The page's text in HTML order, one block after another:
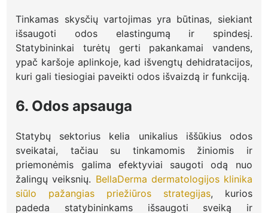
Tinkamas skysčių vartojimas yra būtinas, siekiant
išsaugoti odos elastingumą ir spindesį.
Statybininkai turėtų gerti pakankamai vandens,
ypač karšoje aplinkoje, kad išvengtų dehidratacijos,
kuri gali tiesiogiai paveikti odos išvaizdą ir funkciją.
6. Odos apsauga
Statybų sektorius kelia unikalius iššūkius odos
sveikatai, tačiau su tinkamomis žiniomis ir
priemonėmis galima efektyviai saugoti odą nuo
žalingų veiksnių. BellaDerma dermatologijos klinika
siūlo pažangias priežiūros strategijas, kurios
padeda statybininkams išsaugoti sveiką ir